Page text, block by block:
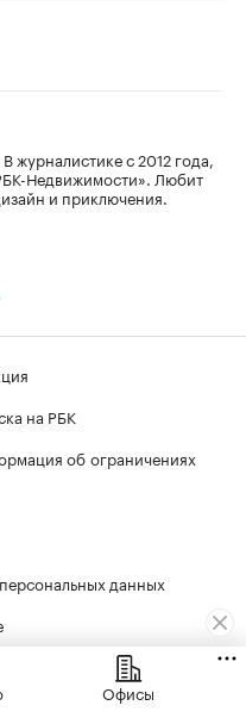
журналистике с 2012 года,
Недвижимости». Любит
и приключения.
на РБК
об ограничениях
данных
Офисы